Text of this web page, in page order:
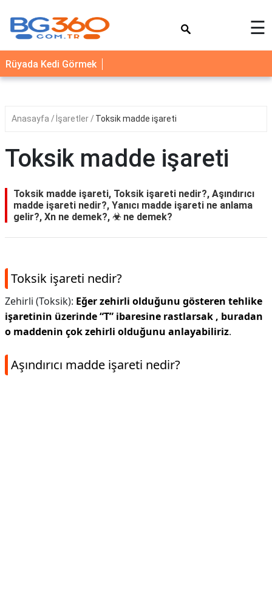
YEMEK
TARİFLERİ
SAĞLIK
☰
Rüyada Kedi Görmek
Anasayfa İşaretler Toksik madde işareti
Toksik madde işareti
Toksik madde işareti, Toksik işareti nedir?, Aşındırıcı
madde işareti nedir?, Yanıcı madde işareti ne anlama
gelir?, Xn ne demek?, ☣ ne demek?
Toksik işareti nedir?
Zehirli (Toksik): Eğer zehirli olduğunu gösteren tehlike
işaretinin üzerinde “T” ibaresine rastlarsak , buradan
o maddenin çok zehirli olduğunu anlayabiliriz.
Aşındırıcı madde işareti nedir?